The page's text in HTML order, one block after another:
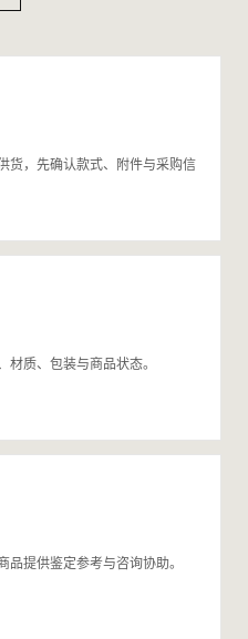
货，先确认款式、附件与采购信
质、包装与商品状态。
提供鉴定参考与咨询协助。